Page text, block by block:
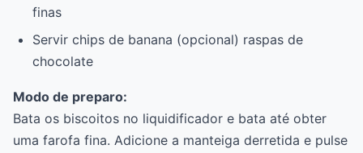
finas
Servir chips de banana (opcional) raspas de
chocolate
Modo de preparo:
Bata os biscoitos no liquidificador e bata até obter
uma farofa fina. Adicione a manteiga derretida e pulse